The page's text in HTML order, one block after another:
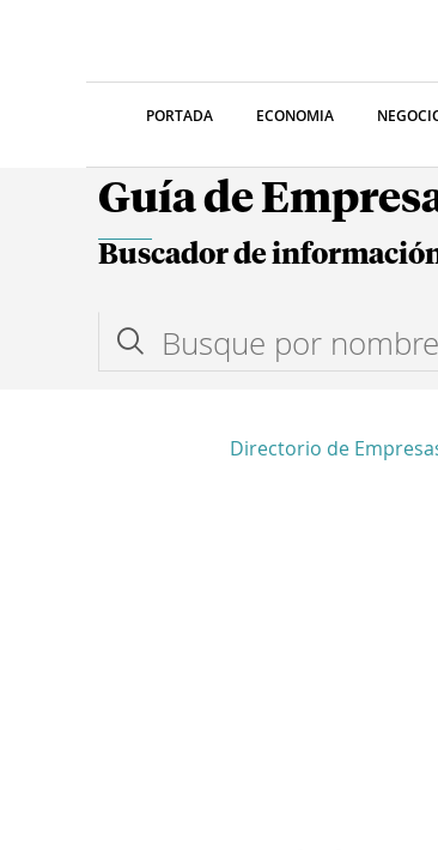
PORTADA ECONOMIA
Guía de
Buscador de
Directorio de